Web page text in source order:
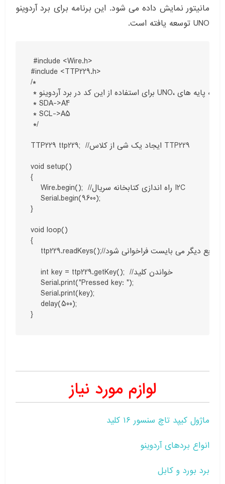
مانیتور نمایش داده می شود. این برنامه برای برد آردوینو
UNO توسعه یافته است.
#include <Wire.h>
#include <TTP229.h>
/*
* برای استفاده از این کد در برد آردوینو UNO، به پایه های I2C دقت کنید.
* SDA->A4
* SCL->A5
*/
TTP229 ttp229;  //ایجاد یک شی از کلاس TTP229
void setup()
{
    Wire.begin();  //راه اندازی کتابخانه سریال I2C
    Serial.begin(9600);
}
void loop()
{
    ttp229.readKeys();//این تابع هموراه پیش از استفاده از توابع دیگر می بایست فراخوانی شود
    int key = ttp229.getKey();  //خواندن کلید
    Serial.print("Pressed key: ");
    Serial.print(key);
    delay(500);
لوازم مورد نیاز
ماژول کیپد تاچ سنسور ۱۶ کلید
انواع بردهای آردوینو
برد بورد و کابل